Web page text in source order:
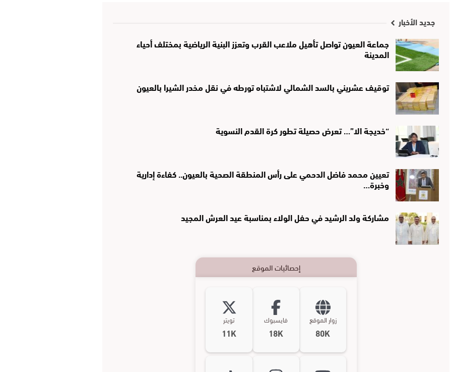
جديد الأخبار
جماعة العيون تواصل تأهيل ملاعب القرب وتعزز البنية الرياضية بمختلف أحياء
المدينة
توقيف عشريني بالسد الشمالي لاشتباه تورطه في نقل مخدر الشيرا بالعيون
“خديجة الا”… تعرض حصيلة تطور كرة القدم النسوية
تعيين محمد فاضل الدحمي على رأس المنطقة الصحية بالعيون.. كفاءة إدارية
وخبرة…
مشاركة ولد الرشيد في حفل الولاء بمناسبة عيد العرش المجيد
إحصائيات الموقع
زوار الموقع
80K
فايسبوك
18K
تويتر
11K